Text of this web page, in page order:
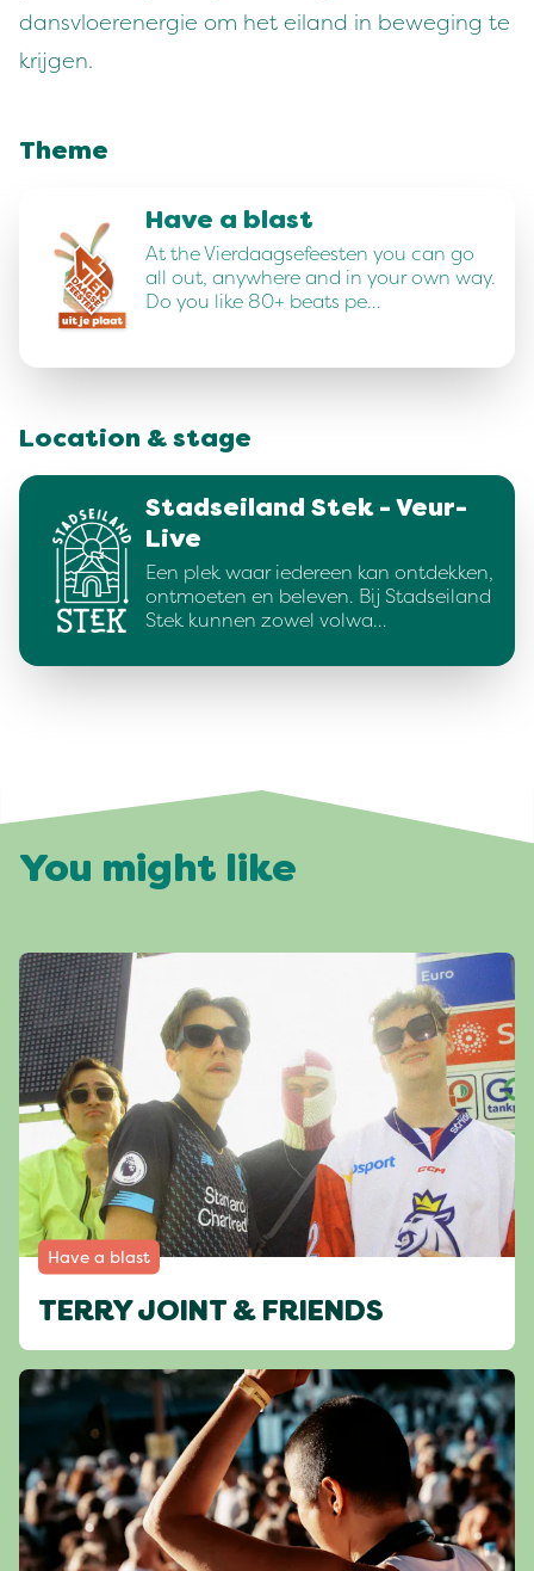
dansvloerenergie om het eiland in beweging te
krijgen.
Theme
Have a blast
At the Vierdaagsefeesten you can go
all out, anywhere and in your own way.
Do you like 80+ beats pe…
Location & stage
Stadseiland Stek - Veur-
Live
Een plek waar iedereen kan ontdekken,
ontmoeten en beleven. Bij Stadseiland
Stek kunnen zowel volwa…
You might like
Have a blast
TERRY JOINT & FRIENDS